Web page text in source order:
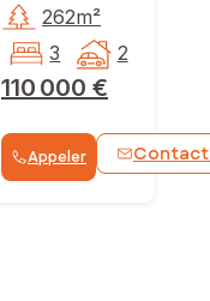
WhatsApp
110 000 €
262m²
3
2
Appeler